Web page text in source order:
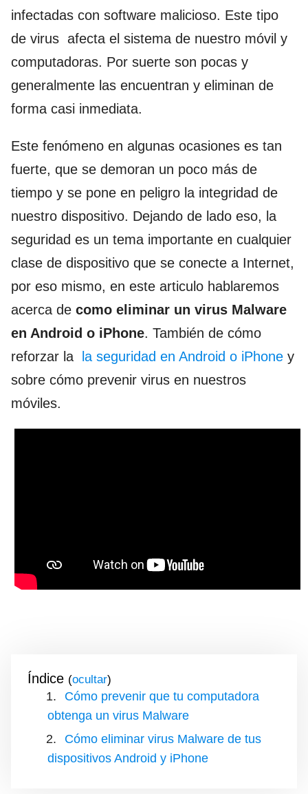
infectadas con software malicioso. Este tipo
de virus afecta el sistema de nuestro móvil y
computadoras. Por suerte son pocas y
generalmente las encuentran y eliminan de
forma casi inmediata.
Este fenómeno en algunas ocasiones es tan
fuerte, que se demoran un poco más de
tiempo y se pone en peligro la integridad de
nuestro dispositivo. Dejando de lado eso, la
seguridad es un tema importante en cualquier
clase de dispositivo que se conecte a Internet,
por eso mismo, en este articulo hablaremos
acerca de como eliminar un virus Malware
en Android o iPhone. También de cómo
reforzar la
la seguridad en Android o iPhone y
sobre cómo prevenir virus en nuestros
móviles.
Índice ( )
Cómo prevenir que tu computadora
obtenga un virus Malware
Cómo eliminar virus Malware de tus
dispositivos Android y iPhone